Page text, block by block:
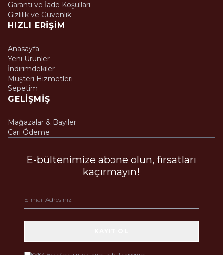
Garanti ve İade Koşulları
Gizlilik ve Güvenlik
HIZLI ERIŞIM
Anasayfa
Yeni Ürünler
İndirimdekiler
Müşteri Hizmetleri
Sepetim
GELIŞMIŞ
Mağazalar & Bayiler
Cari Ödeme
E-bültenimize abone olun, fırsatları
kaçırmayın!